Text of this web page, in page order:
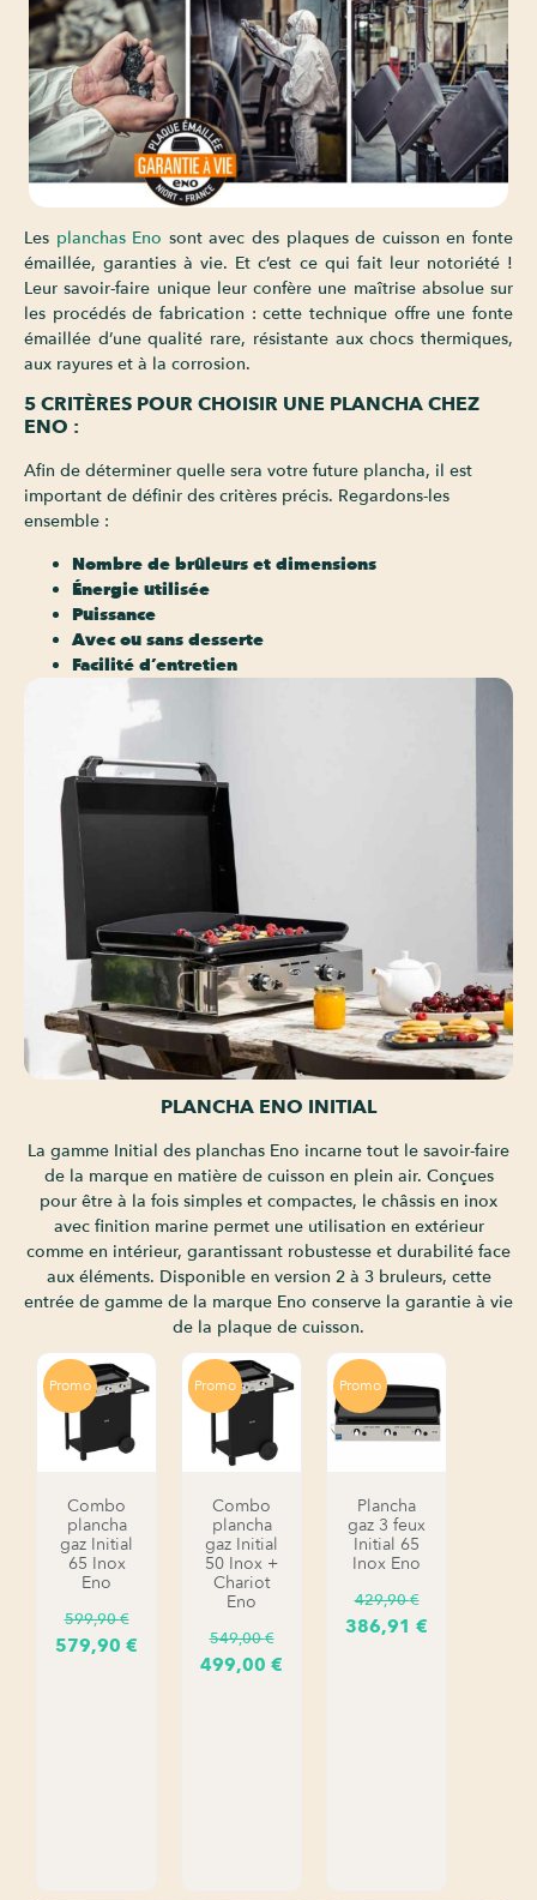
Les planchas Eno sont avec des plaques de cuisson en fonte
émaillée, garanties à vie. Et c’est ce qui fait leur notoriété !
Leur savoir-faire unique leur confère une maîtrise absolue sur
les procédés de fabrication : cette technique offre une fonte
émaillée d’une qualité rare, résistante aux chocs thermiques,
aux rayures et à la corrosion.
5 CRITÈRES POUR CHOISIR UNE PLANCHA CHEZ
ENO :
Afin de déterminer quelle sera votre future plancha, il est
important de définir des critères précis. Regardons-les
ensemble :
Nombre de brûleurs et dimensions
Énergie utilisée
Puissance
Avec ou sans desserte
Facilité d’entretien
PLANCHA ENO INITIAL
La gamme Initial des planchas Eno incarne tout le savoir-faire
de la marque en matière de cuisson en plein air. Conçues
pour être à la fois simples et compactes, le châssis en inox
avec finition marine permet une utilisation en extérieur
comme en intérieur, garantissant robustesse et durabilité face
aux éléments. Disponible en version 2 à 3 bruleurs, cette
entrée de gamme de la marque Eno conserve la garantie à vie
de la plaque de cuisson.
Promo
Combo
plancha
gaz Initial
65 Inox
Eno
599,90€
579,90 €
Promo
Combo
plancha
gaz Initial
50 Inox +
Chariot
Eno
549,00€
499,00 €
Promo
Plancha
gaz 3 feux
Initial 65
Inox Eno
429,90€
386,91 €